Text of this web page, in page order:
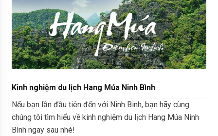
Kinh nghiệm du lịch Hang Múa Ninh Bình
Nếu bạn lần đầu tiên đến với Ninh Binh, bạn hãy cùng
chúng tôi tìm hiểu về kinh nghiệm du lịch Hang Múa Ninh
Bình ngay sau nhé!